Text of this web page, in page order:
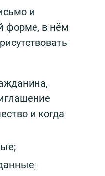
и
форме, в нём
и когда